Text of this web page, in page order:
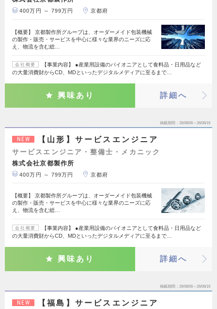
400万円 ～ 799万円 京都府
【概要】 京都製作所グループは、オーダーメイド包装機械
の製作・販売・サービスを中心に様々な業界のニーズに応
え、物流を含む総…
会社概要
【事業内容】 ●産業用設備のパイオニアとして食料品・日用品など
の大量消費財からCD、MDといったデジタルメディアに至るまで…
興味あり 詳細へ
掲載期間 26/08/06～26/08/19
NEW 【山形】サービスエンジニア
サービスエンジニア・整備士・メカニック
株式会社京都製作所
400万円 ～ 799万円 京都府
【概要】 京都製作所グループは、オーダーメイド包装機械
の製作・販売・サービスを中心に様々な業界のニーズに応
え、物流を含む総…
会社概要
【事業内容】 ●産業用設備のパイオニアとして食料品・日用品など
の大量消費財からCD、MDといったデジタルメディアに至るまで…
興味あり 詳細へ
掲載期間 26/08/06～26/08/19
NEW 【福島】サービスエンジニア